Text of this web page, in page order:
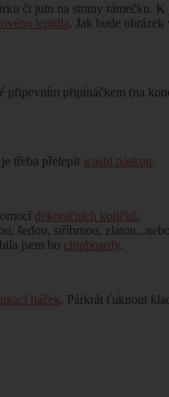
či jutu na strany rámečku.
lepidla. Jak bude obrázek
připevním připínáčkem (na
třeba přelepit washi páskou.
dekoračních kolíčků.
šedou, stříbrnou,
jsem ho chipboardy.
háček. Párkrát ťuknout